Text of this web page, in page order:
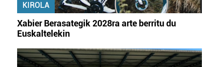
KIROLA
Xabier Berasategik 2028ra arte berritu du
Euskaltelekin